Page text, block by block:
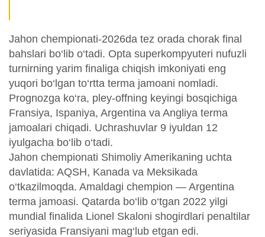
Jahon chempionati-2026da tez orada chorak final
bahslari bo‘lib o‘tadi. Opta superkompyuteri nufuzli
turnirning yarim finaliga chiqish imkoniyati eng
yuqori bo‘lgan to‘rtta terma jamoani nomladi.
Prognozga ko‘ra, pley-offning keyingi bosqichiga
Fransiya, Ispaniya, Argentina va Angliya terma
jamoalari chiqadi. Uchrashuvlar 9 iyuldan 12
iyulgacha bo‘lib o‘tadi.
Jahon chempionati Shimoliy Amerikaning uchta
davlatida: AQSH, Kanada va Meksikada
o‘tkazilmoqda. Amaldagi chempion — Argentina
terma jamoasi. Qatarda bo‘lib o‘tgan 2022 yilgi
mundial finalida Lionel Skaloni shogirdlari penaltilar
seriyasida Fransiyani mag‘lub etgan edi.